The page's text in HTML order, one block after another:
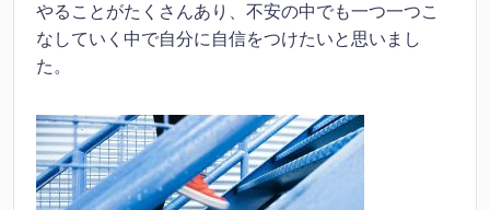
やることがたくさんあり、不安の中でも一つ一つこ
なしていく中で自分に自信をつけたいと思いまし
た。